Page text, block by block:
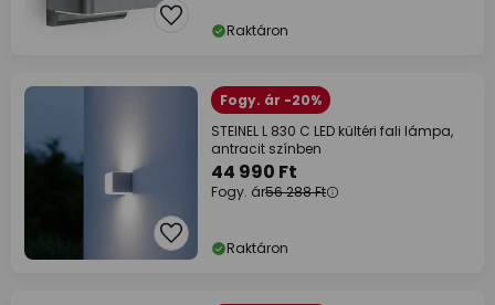
Raktáron
Fogy. ár -20%
STEINEL L 830 C LED kültéri fali lámpa,
antracit színben
44 990 Ft
Fogy. ár56 288 Ft
Raktáron